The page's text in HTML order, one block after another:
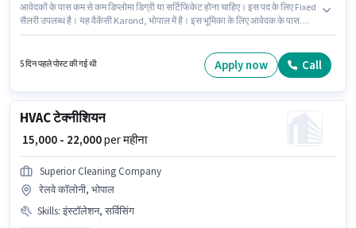
आवेदकों के पास कम से कम डिप्लोमा डिग्री या सर्टिफिकेट होना चाहिए। इस पद के लिए Fixed
सैलरी उपलब्ध है। यह वैकेंसी Karond, भोपाल में है। इस भूमिका के लिए आवेदक के पास
रहा है। इस जॉब के लिए बाइक का उपलब्ध होना आवश्यक है।
5 दिन पहले पोस्ट की गई थी Apply now Call
HVAC टेक्नीशियन
₹ 15,000 - 22,000per महीना
Superior Cleaning Company
रेलवे कॉलोनी, भोपाल
Skills: इंस्टॉलेशन, सर्विसिंग